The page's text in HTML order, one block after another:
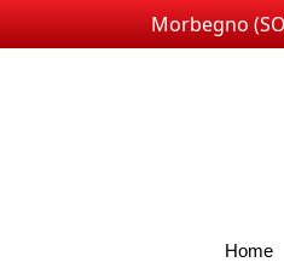
Morbegno
Home